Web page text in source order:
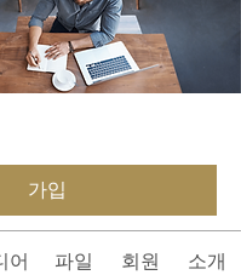
가입
어 파일 회원 소개